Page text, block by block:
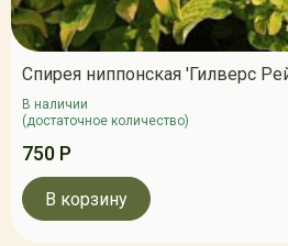
Спирея ниппонская 'Гилверс
В наличии
(достаточное количество)
750 Р
В корзину